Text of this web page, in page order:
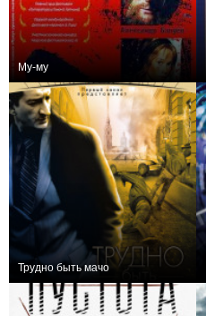
Му-му
Трудно быть мачо